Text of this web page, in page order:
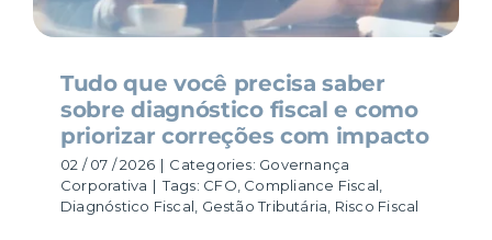
Tudo que você precisa saber
sobre diagnóstico fiscal e como
priorizar correções com impacto
02 / 07 / 2026 | Categories: Governança
Corporativa | Tags: CFO Compliance Fiscal
Diagnóstico Fiscal Gestão Tributária Risco Fiscal